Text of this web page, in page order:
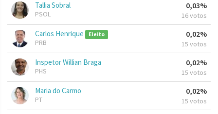
Tallia Sobral
PSOL
0,03%
16 votos
Carlos Henrique Eleito
PRB
0,02%
15 votos
Inspetor Willian Braga
PHS
0,02%
15 votos
Maria do Carmo
PT
0,02%
15 votos